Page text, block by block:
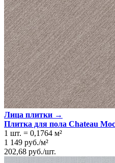
Лица плитки →
Плитка для пола Chateau
1 шт. = 0,1764 м²
1 149 руб./м²
202,68 руб./шт.